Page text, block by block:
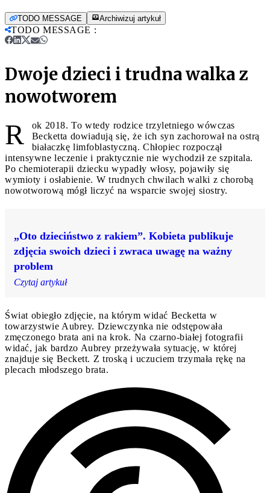
TODO MESSAGE Archiwizuj artykuł
TODO MESSAGE :
Dwoje dzieci i trudna walka z
nowotworem
R
ok 2018. To wtedy rodzice trzyletniego wówczas
Becketta dowiadują się, że ich syn zachorował na ostrą
białaczkę limfoblastyczną. Chłopiec rozpoczął
intensywne leczenie i praktycznie nie wychodził ze szpitala.
Po chemioterapii dziecku wypadły włosy, pojawiły się
wymioty i osłabienie. W trudnych chwilach walki z chorobą
nowotworową mógł liczyć na wsparcie swojej siostry.
„Oto dzieciństwo z rakiem”. Kobieta publikuje
zdjęcia swoich dzieci i zwraca uwagę na ważny
problem
Czytaj artykuł
Świat obiegło zdjęcie, na którym widać Becketta w
towarzystwie Aubrey. Dziewczynka nie odstępowała
zmęczonego brata ani na krok. Na czarno-białej fotografii
widać, jak bardzo Aubrey przeżywała sytuację, w której
znajduje się Beckett. Z troską i uczuciem trzymała rękę na
plecach młodszego brata.